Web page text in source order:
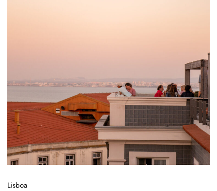
Lisboa